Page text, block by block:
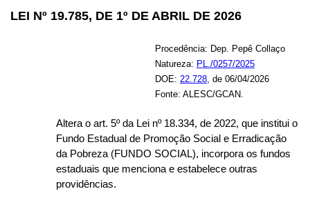
LEI Nº 19.785, DE 1º DE ABRIL DE 2026
Procedência: Dep. Pepê Collaço
Natureza: PL./0257/2025
DOE: 22.728 , de 06/04/2026
Fonte: ALESC/GCAN.
Altera o art. 5º da Lei nº 18.334, de 2022, que institui o
Fundo Estadual de Promoção Social e Erradicação
da Pobreza (FUNDO SOCIAL), incorpora os fundos
estaduais que menciona e estabelece outras
providências.